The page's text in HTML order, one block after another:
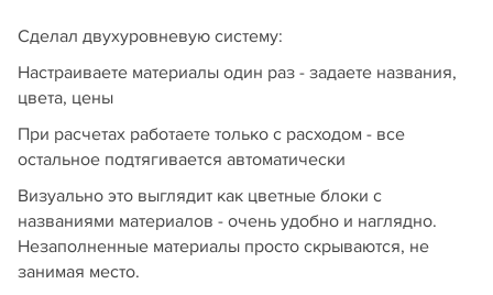
Сделал двухуровневую систему:
Настраиваете материалы один раз - задаете названия,
цвета, цены
При расчетах работаете только с расходом - все
остальное подтягивается автоматически
Визуально это выглядит как цветные блоки с
названиями материалов - очень удобно и наглядно.
Незаполненные материалы просто скрываются, не
занимая место.